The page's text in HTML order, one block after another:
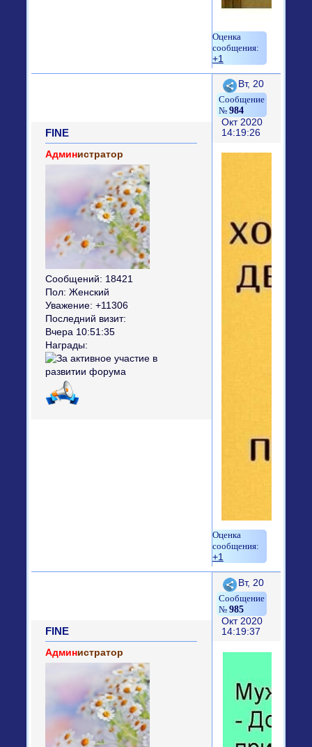
+1
Поделиться
984
Вт, 20
Окт 2020
14:19:26
FINE
Администратор
Сообщений: 18421
Пол: Женский
Уважение: +11306
Последний визит:
Вчера 10:51:35
Награды:
+1
Поделиться
985
Вт, 20
Окт 2020
14:19:37
FINE
Администратор